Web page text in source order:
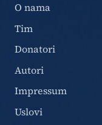
O nama
Tim
Donatori
Autori
Impressum
Uslovi